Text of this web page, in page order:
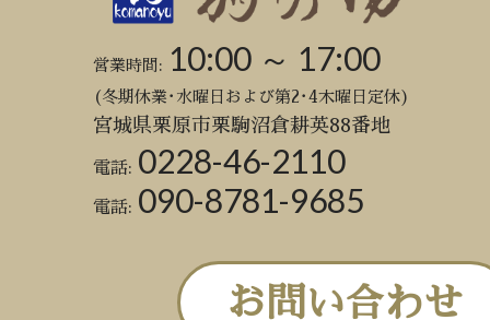
営業時間: 10:00 ～ 17:00
(冬期休業･水曜日および第2･4木曜日定休)
宮城県栗原市栗駒沼倉耕英88番地
電話: 0228-46-2110
電話: 090-8781-9685
お問い合わせ